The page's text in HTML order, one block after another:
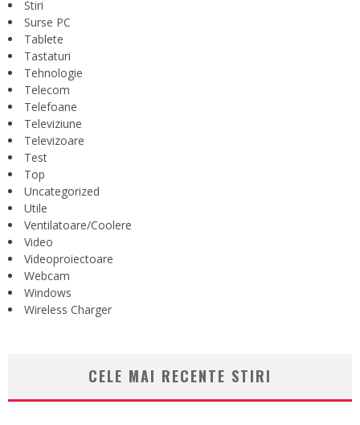
Stiri
Surse PC
Tablete
Tastaturi
Tehnologie
Telecom
Telefoane
Televiziune
Televizoare
Test
Top
Uncategorized
Utile
Ventilatoare/Coolere
Video
Videoproiectoare
Webcam
Windows
Wireless Charger
CELE MAI RECENTE STIRI